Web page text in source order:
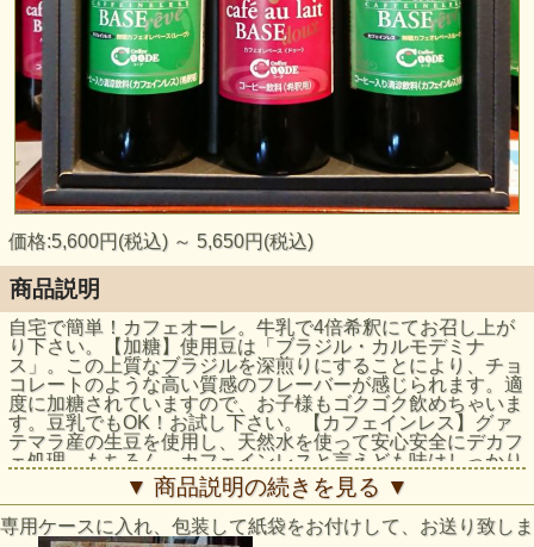
価格:5,600円(税込) ～ 5,650円(税込)
商品説明
自宅で簡単！カフェオーレ。牛乳で4倍希釈にてお召し上が
り下さい。【加糖】使用豆は「ブラジル・カルモデミナ
ス」。この上質なブラジルを深煎りにすることにより、チョ
コレートのような高い質感のフレーバーが感じられます。適
度に加糖されていますので、お子様もゴクゴク飲めちゃいま
す。豆乳でもOK！お試し下さい。【カフェインレス】グァ
テマラ産の生豆を使用し、天然水を使って安心安全にデカフ
ェ処理。もちろん、カフェインレスと言えども味はしっかり
としており、コーヒーのフレーバーをしっかりと感じられま
す。妊婦さんやカフェインを気にされる方へもオススメ。
▼ 商品説明の続きを見る ▼
専用ケースに入れ、包装して紙袋をお付けして、お送り致しま